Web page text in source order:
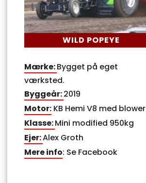
WILD POPEYE
Mærke:Bygget på eget
værksted.
Byggeår:2019
Motor: KB Hemi V8 med blower
Klasse:Mini modified 950kg
Ejer:Alex Groth
Mere info: Se Facebook